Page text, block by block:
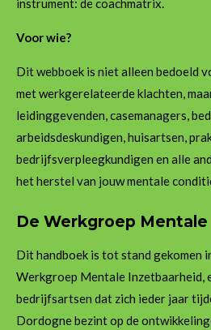
instrument: de coachmatrix.
Voor wie?
Dit webboek is niet alleen bedoeld
met werkgerelateerde klachten,
leidinggevenden, casemanagers,
arbeidsdeskundigen, huisartsen,
bedrijfsverpleegkundigen en alle
het herstel van jouw mentale
De Werkgroep
Dit handboek is tot stand gekomen
Werkgroep Mentale Inzetbaarheid,
bedrijfsartsen dat zich ieder jaar
Dordogne bezint op de